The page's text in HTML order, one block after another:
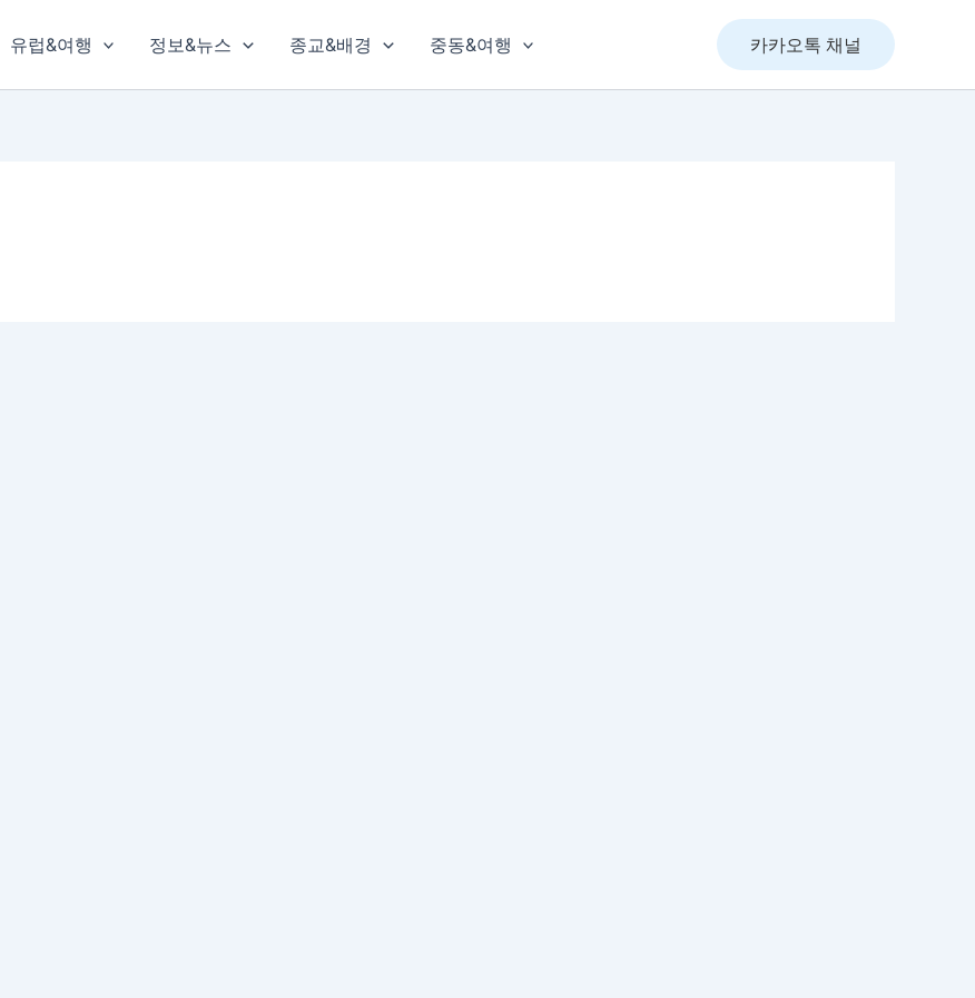
유럽&여행 정보&뉴스 종교&배경 중동&여행 카카오톡 채널